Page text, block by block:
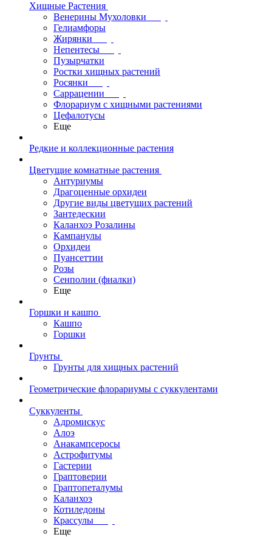
Хищные Растения
Венерины Мухоловки
Гелиамфоры
Жирянки
Непентесы
Пузырчатки
Ростки хищных растений
Росянки
Саррацении
Флорариум с хищными растениями
Цефалотусы
Еще
Редкие и коллекционные растения
Цветущие комнатные растения
Антуриумы
Драгоценные орхидеи
Другие виды цветущих растений
Зантедескии
Каланхоэ Розалины
Кампанулы
Орхидеи
Пуансеттии
Розы
Сенполии (фиалки)
Еще
Горшки и кашпо
Кашпо
Горшки
Грунты
Грунты для хищных растений
Геометрические флорариумы с суккулентами
Суккуленты
Адромискус
Алоэ
Анакампсеросы
Астрофитумы
Гастерии
Граптоверии
Граптопеталумы
Каланхоэ
Котиледоны
Крассулы
Еще